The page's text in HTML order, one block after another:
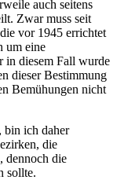
auch seitens
Zwar muss seit
vor 1945 errichtet
um eine
in diesem Fall wurde
dieser Bestimmung
Bemühungen nicht
bin ich daher
die
dennoch die
sollte.